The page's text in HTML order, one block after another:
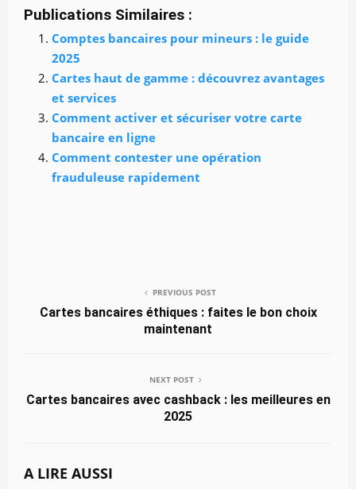
Publications Similaires :
Comptes bancaires pour mineurs : le guide
2025
Cartes haut de gamme : découvrez avantages
et services
Comment activer et sécuriser votre carte
bancaire en ligne
Comment contester une opération
frauduleuse rapidement
PREVIOUS POST
Cartes bancaires éthiques : faites le bon choix
maintenant
NEXT POST
Cartes bancaires avec cashback : les meilleures en
2025
A LIRE AUSSI